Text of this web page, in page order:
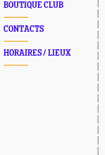
BOUTIQUE CLUB
CONTACTS
HORAIRES / LIEUX